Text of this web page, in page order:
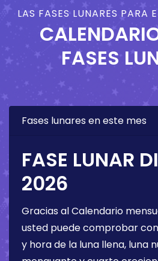
LAS FASES LUNARES PARA
FASES
Fases lunares en este mes
FASE LUNAR
2026
Gracias al Calendario
usted puede comprobar
y hora de la luna llena, luna